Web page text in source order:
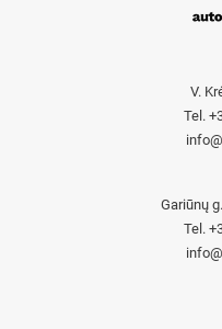
V.
Tel.
Gariūnų
Tel.